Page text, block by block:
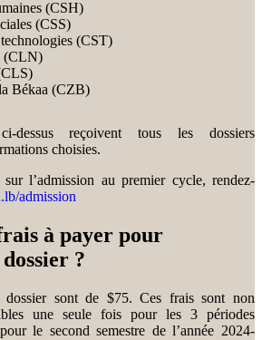
(CSH)
(CSS)
(CST)
(CLN)
Békaa (CZB)
dessus reçoivent tous les dossiers
choisies.
l’admission au premier cycle, rendez-
admission
à payer pour
?
sont de $75. Ces frais sont non
une seule fois pour les 3 périodes
le second semestre de l’année 2024-